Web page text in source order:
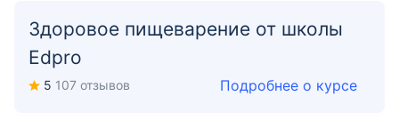
Здоровое пищеварение от школы
Edpro
5 107 отзывов Подробнее о курсе